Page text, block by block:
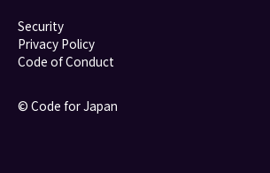
Security
Privacy Policy
Code of Conduct
© Code for Japan